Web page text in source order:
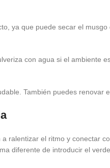
ya que puede secar el musgo
con agua si el ambiente
También puedes renovar
ralentizar el ritmo y conectar
diferente de introducir el